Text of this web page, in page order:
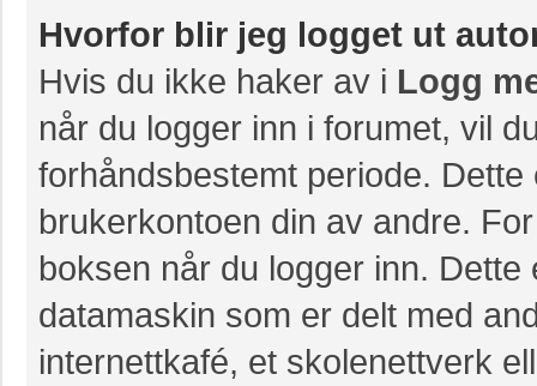
Hvorfor blir jeg logget ut
Hvis du ikke haker av i Logg
når du logger inn i forumet, vil
forhåndsbestemt periode.
brukerkontoen din av andre.
boksen når du logger inn.
datamaskin som er delt med
internettkafé, et skolenettverk